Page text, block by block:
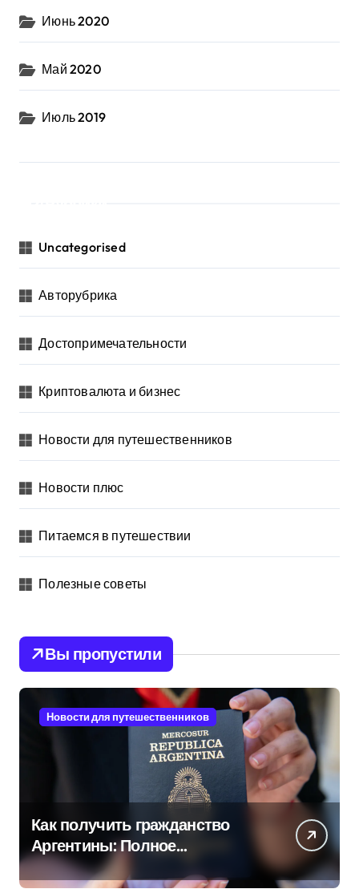
Июнь 2020
Май 2020
Июль 2019
Uncategorised
Авторубрика
Достопримечательности
Криптовалюта и бизнес
Новости для путешественников
Новости плюс
Питаемся в путешествии
Полезные советы
Вы пропустили
Новости для путешественников
Как получить гражданство
Аргентины: Полное
руководство